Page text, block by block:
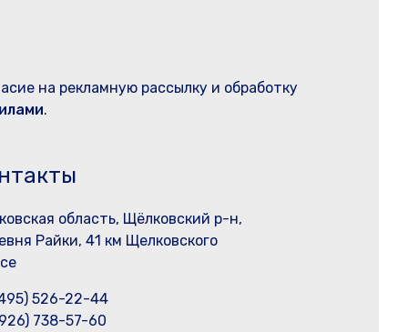
на рекламную рассылку и обработку
.
область, Щёлковский р-н,
Райки, 41 км Щелковского
526-22-44
738-57-60